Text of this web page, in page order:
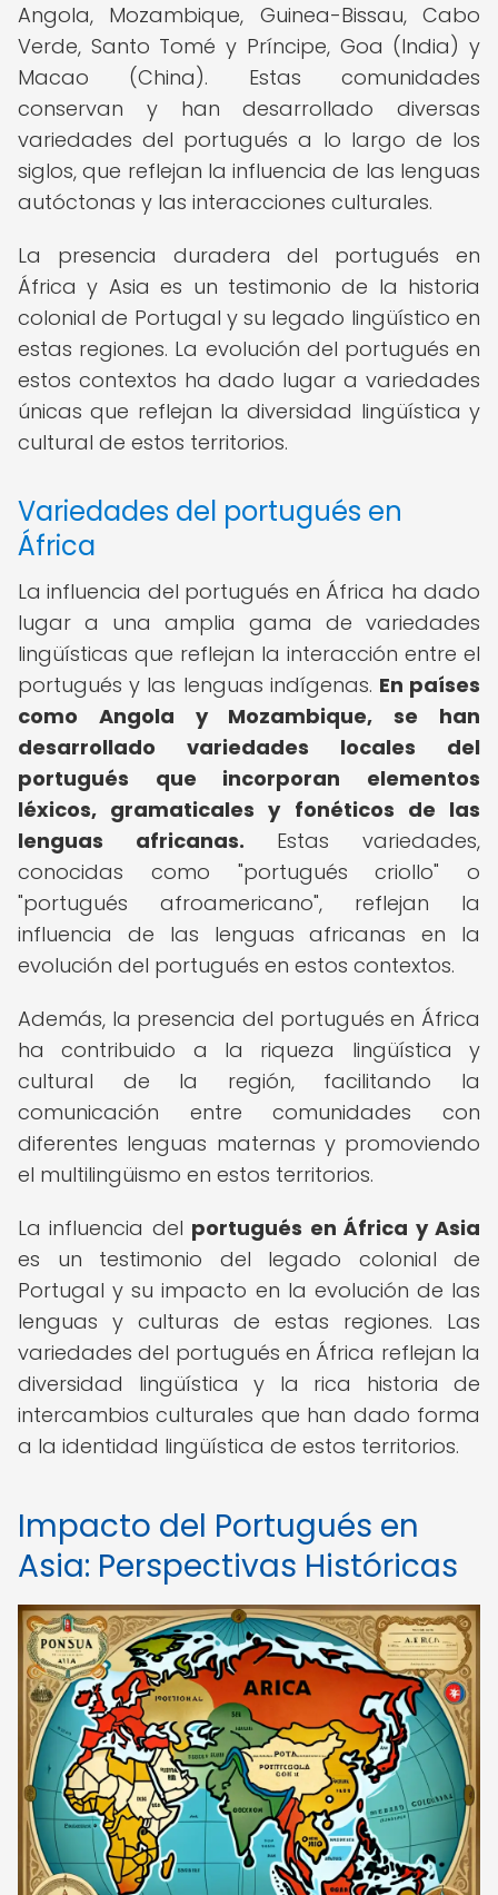
Angola, Mozambique, Guinea-Bissau, Cabo
Verde, Santo Tomé y Príncipe, Goa (India) y
Macao (China). Estas comunidades
conservan y han desarrollado diversas
variedades del portugués a lo largo de los
siglos, que reflejan la influencia de las lenguas
autóctonas y las interacciones culturales.
La presencia duradera del portugués en
África y Asia es un testimonio de la historia
colonial de Portugal y su legado lingüístico en
estas regiones. La evolución del portugués en
estos contextos ha dado lugar a variedades
únicas que reflejan la diversidad lingüística y
cultural de estos territorios.
Variedades del portugués en
África
La influencia del portugués en África ha dado
lugar a una amplia gama de variedades
lingüísticas que reflejan la interacción entre el
portugués y las lenguas indígenas. En países
como Angola y Mozambique, se han
desarrollado variedades locales del
portugués que incorporan elementos
léxicos, gramaticales y fonéticos de las
lenguas africanas. Estas variedades,
conocidas como "portugués criollo" o
"portugués afroamericano", reflejan la
influencia de las lenguas africanas en la
evolución del portugués en estos contextos.
Además, la presencia del portugués en África
ha contribuido a la riqueza lingüística y
cultural de la región, facilitando la
comunicación entre comunidades con
diferentes lenguas maternas y promoviendo
el multilingüismo en estos territorios.
La influencia del portugués en África y Asia
es un testimonio del legado colonial de
Portugal y su impacto en la evolución de las
lenguas y culturas de estas regiones. Las
variedades del portugués en África reflejan la
diversidad lingüística y la rica historia de
intercambios culturales que han dado forma
a la identidad lingüística de estos territorios.
Impacto del Portugués en
Asia: Perspectivas Históricas